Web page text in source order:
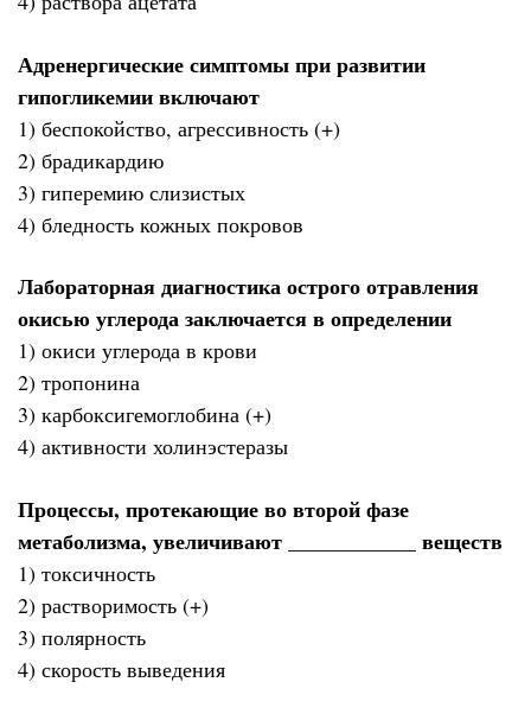
Адренергические симптомы при развитии
гипогликемии включают
1) беспокойство, агрессивность (+)
2) брадикардию
3) гиперемию слизистых
4) бледность кожных покровов
Лабораторная диагностика острого отравления
окисью углерода заключается в определении
1) окиси углерода в крови
2) тропонина
3) карбоксигемоглобина (+)
4) активности холинэстеразы
Процессы, протекающие во второй фазе
метаболизма, увеличивают ____________ веществ
1) токсичность
2) растворимость (+)
3) полярность
4) скорость выведения